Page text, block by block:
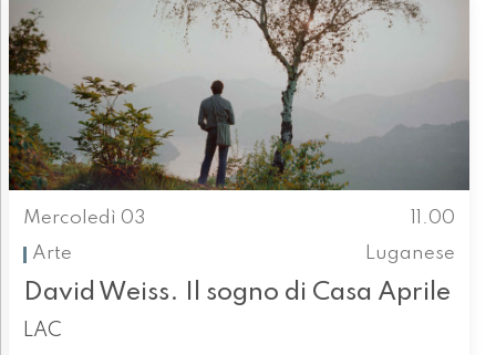
Mercoledì 03
11.00
Arte
Luganese
David Weiss. Il sogno di Casa Aprile
LAC